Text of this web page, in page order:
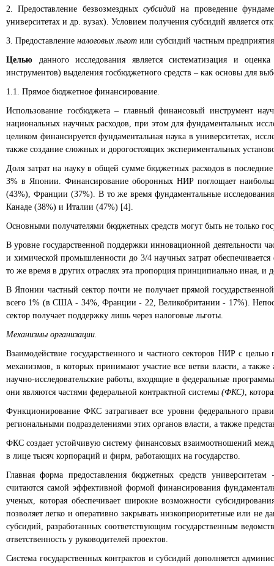
2. Предоставление безвозмездных субсидийна проведение
университетах и др. вузах). Условием получения субсидий является
3. Предоставление налоговых льгот или субсидий частным
Целью данного исследования является систематизация и
инструментов) выделения госбюджетного средств – как основы для
1.1. Прямое бюджетное финансирование.
Использование госбюджета – главный финансовый инструмент
национальных научных расходов, при этом для фундаментальных
целиком финансируется фундаментальная наука в университетах,
также создание сложных и дорогостоящих экспериментальных
Доля затрат на науку в общей сумме бюджетных расходов в
3% в Японии. Финансирование оборонных НИР поглощает
(43%), Франции (37%). В то же время фундаментальные
Канаде (38%) и Италии (47%) [4].
Основными получателями бюджетных средств могут быть не только
В уровне государственной поддержки инновационной деятельности
и химической промышленности до 3/4 научных затрат
то же время в других отраслях эта пропорция принципиально иная, и
В Японии частный сектор почти не получает прямой
всего 1% (в США - 34%, Франции - 22, Великобритании - 17%).
сектор получает поддержку лишь через налоговые льготы.
Механизмы организации.
Взаимодействие государственного и частного секторов НИР с
механизмов, в которых принимают участие все ветви власти, а
научно-исследовательские работы, входящие в федеральные
они являются частями федеральной контрактной системы (ФКС),
Функционирование ФКС затрагивает все уровни федерального
региональными подразделениями этих органов власти, а также
ФКС создает устойчивую систему финансовых взаимоотношений
в лице тысяч корпораций и фирм, работающих на государство.
Главная форма предоставления бюджетных средств
считаются самой эффективной формой финансирования
ученых, которая обеспечивает широкие возможности
позволяет легко и оперативно закрывать низкоприоритетные или не
субсидий, разработанных соответствующим государственным
ответственность у руководителей проектов.
Система государственных контрактов и субсидий дополняется